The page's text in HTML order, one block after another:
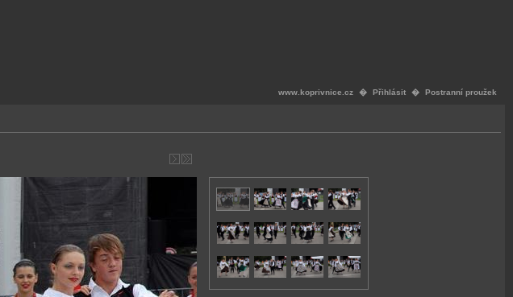
www.koprivnice.cz � Přihlásit � Postranní proužek